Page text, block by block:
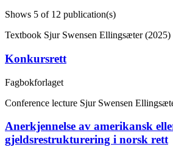
Shows 5 of 12 publication(s)
Textbook Sjur Swensen Ellingsæter (2025)
Konkursrett
Fagbokforlaget
Conference lecture Sjur Swensen
Anerkjennelse av amerikansk
gjeldsrestrukturering i norsk rett